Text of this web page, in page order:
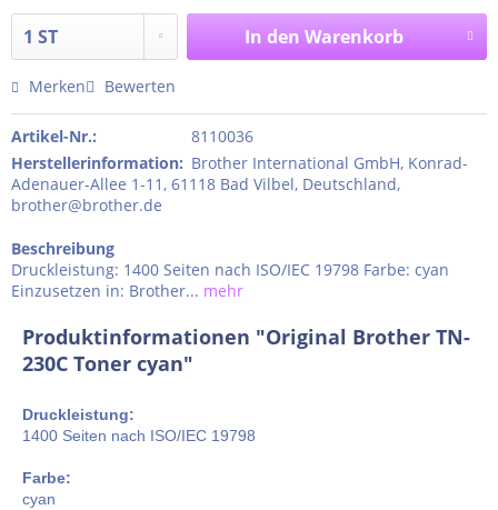
In den Warenkorb
Merken Bewerten
Artikel-Nr.:
8110036
Herstellerinformation: Brother International GmbH, Konrad-
Adenauer-Allee 1-11, 61118 Bad Vilbel, Deutschland,
brother@brother.de
Beschreibung
Druckleistung: 1400 Seiten nach ISO/IEC 19798 Farbe: cyan
Einzusetzen in: Brother... mehr
Produktinformationen "Original Brother TN-
230C Toner cyan"
Druckleistung:
1400 Seiten nach ISO/IEC 19798
Farbe:
cyan